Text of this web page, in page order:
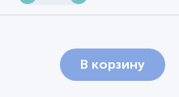
В корзину